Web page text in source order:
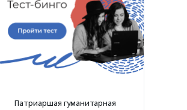
Патриаршая гуманитарная